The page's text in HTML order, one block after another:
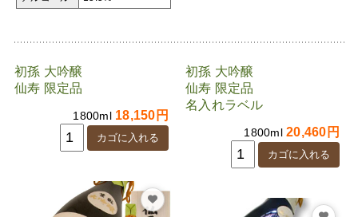
初孫 大吟醸
仙寿 限定品
1800ml 18,150円
初孫 大吟醸
仙寿 限定品
名入れラベル
1800ml20,460円